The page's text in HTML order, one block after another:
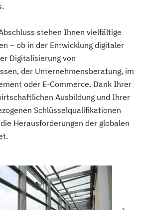
stehen Ihnen vielfältige
– ob in der Entwicklung digitaler
Digitalisierung von
der Unternehmensberatung, im
oder E-Commerce. Dank Ihrer
Ausbildung und Ihrer
Schlüsselqualifikationen
Herausforderungen der globalen